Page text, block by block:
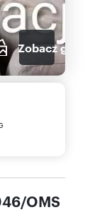
Zobacz galerię
OMS